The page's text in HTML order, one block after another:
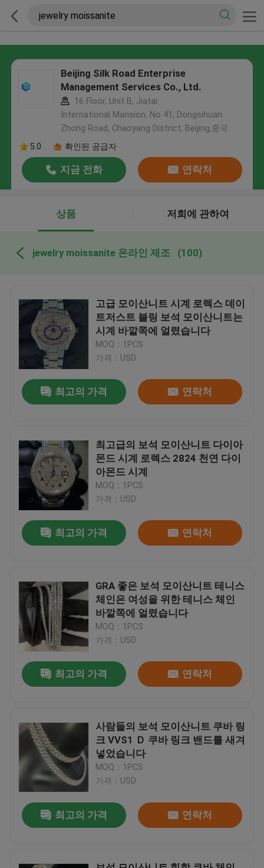
Beijing Silk Road Enterprise
Management Services Co., Ltd.
16 Floor, Unit B, Jiatai
International Mansion, No 41, Dongsihuan
Zhong Road, Chaoyang District, Beijing,중국
5.0
확인된 공급자
지금 전화 연락처
상품 저희에 관하여
jewelry moissanite 온라인 제조 (100)
고급 모이산니트 시계 로렉스 데이
트저스트 블링 보석 모이산니트는
시계 바깥쪽에 얼렸습니다
MOQ：1PCS
가격：USD
최고의 가격 연락처
최고급의 보석 모이산니트 다이아
몬드 시계 로렉스 2824 천연 다이
아몬드 시계
MOQ：1PCS
가격：USD
최고의 가격 연락처
GRA 좋은 보석 모이산니트 테니스
체인은 여성을 위한 테니스 체인
바깥쪽에 얼렸습니다
MOQ：1PCS
가격：USD
최고의 가격 연락처
사람들의 보석 모이산니트 쿠바 링
크 VVS1 Ｄ 쿠바 링크 밴드를 새겨
넣었습니다
MOQ：1PCS
가격：USD
최고의 가격 연락처